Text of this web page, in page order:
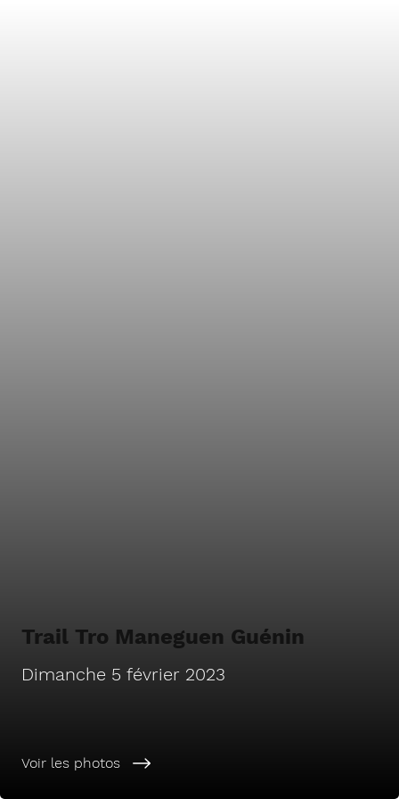
Voir les photos
Dimanche 5 février 2023
Trail Tro Maneguen Guénin